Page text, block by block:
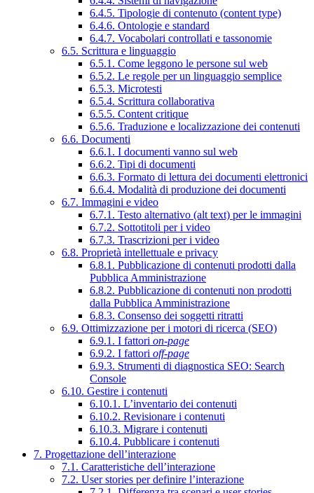
6.4.5. Tipologie di contenuto (content type)
6.4.6. Ontologie e standard
6.4.7. Vocabolari controllati e tassonomie
6.5. Scrittura e linguaggio
6.5.1. Come leggono le persone sul web
6.5.2. Le regole per un linguaggio semplice
6.5.3. Microtesti
6.5.4. Scrittura collaborativa
6.5.5. Content critique
6.5.6. Traduzione e localizzazione dei contenuti
6.6. Documenti
6.6.1. I documenti vanno sul web
6.6.2. Tipi di documenti
6.6.3. Formato di lettura dei documenti elettronici
6.6.4. Modalità di produzione dei documenti
6.7. Immagini e video
6.7.1. Testo alternativo (alt text) per le immagini
6.7.2. Sottotitoli per i video
6.7.3. Trascrizioni per i video
6.8. Proprietà intellettuale e privacy
6.8.1. Pubblicazione di contenuti prodotti dalla
Pubblica Amministrazione
6.8.2. Pubblicazione di contenuti non prodotti
dalla Pubblica Amministrazione
6.8.3. Consenso dei soggetti ritratti
6.9. Ottimizzazione per i motori di ricerca (SEO)
6.9.1. I fattori on-page
6.9.2. I fattori off-page
6.9.3. Strumenti di diagnostica SEO: Search
Console
6.10. Gestire i contenuti
6.10.1. L’inventario dei contenuti
6.10.2. Revisionare i contenuti
6.10.3. Migrare i contenuti
6.10.4. Pubblicare i contenuti
7. Progettazione dell’interazione
7.1. Caratteristiche dell’interazione
7.2. User stories per definire l’interazione